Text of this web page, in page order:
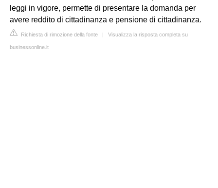
leggi in vigore, permette di presentare la domanda per
avere reddito di cittadinanza e pensione di cittadinanza.
Richiesta di rimozione della fonte | Visualizza la risposta completa su
businessonline.it